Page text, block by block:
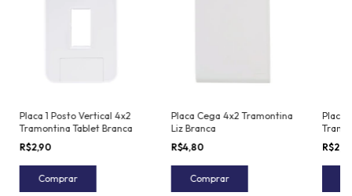
Placa 1 Posto Vertical 4x2
Tramontina Tablet Branca
R$2,90
Comprar
Placa Cega 4x2 Tramontina
Liz Branca
R$4,80
Comprar
Placa